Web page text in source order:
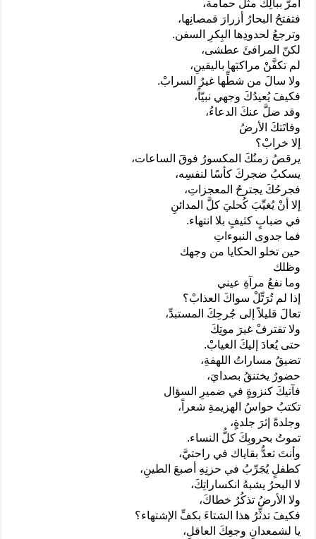
أمرُّ ببالِكَ مثلَ حمامة،
فتفتحُ البحارُ أزرارَ قمصانِها،
وترجعُ لحدودِها البِكرِ السفن.
لكنّ المرافئَ عطشى،
لم تكفَّنْ مراكبَها باليقينِ،
ولا سالَ من شطِّها غيرُ السرابْ.
فكيفَ يُعيدُكَ وجهي نبيّاً،
وقد ضلَّ عنكَ الدعاءُ،
وفاتَتكَ الأرضُ
إلا خرابْ؟
يرقصُ زمنُكَ المكسورُ فوقَ الساعات،
يسكبُ ضجركَ كأسًا لنفسِه،
فجرحُكَ يجترحُ المعجزاتِ،
إلا أنْ يُغيِّبَ كُحليَ كلَّ المدائنِ
في ضبابٍ كثيفٍ بلا انتهاء.
فما جدوى النبوءاتِ
حين تخلو الحكايا من وجهك
وظلك
وما نفعُ مرآةِ عيني
إذا لم تُرَتِّلْ سواكَ العذابْ؟
تعالَ قليلاً إلى جُرحِكَ المستبدِّ،
ولا تقترفْ غيرَ موتِكَ
حتى يُعادَ إليكَ الغيابْ.
تضيقُ مساراتُ اللهفةِ،
حضورٌ يختنقُ بصدايَ،
فآتيكَ كنزوةٍ في ضميرِ السؤال
تكتبُ حواسُ الهزيمةِ شعراً،
وجلدةً إثرَ جلدةٍ،
تموتُ بحروبِكَ كلُّ النساء.
وأنتَ تعدُّ بقاياك في راحتيَّ،
كطفلٍ يُجَرِّبُ في حزنِهِ أصبعَ الطينِ،
لا البحرُ يشبهُ انكساراتِكَ،
ولا الأرضُ تذكُرُ خطاكَ،
فكيفَ تدثِّرُ هذا الشتاءَ بكفِّ الإشتهاء؟
يا لشمعدانِ وجعِكَ العاقلِ،